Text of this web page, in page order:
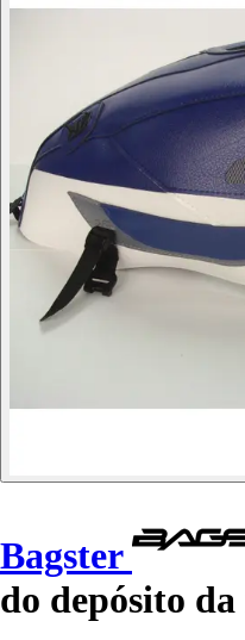
Bagster
do depósito